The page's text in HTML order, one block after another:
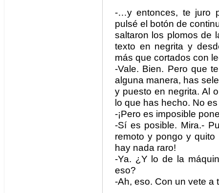
-…y entonces, te juro
pulsé el botón de
saltaron los plomos de
texto en negrita y
más que cortados con
-Vale. Bien. Pero que
alguna manera, has
y puesto en negrita. Al
lo que has hecho. No
-¡Pero es imposible
-Sí es posible. Mira.-
remoto y pongo y quito
hay nada raro!
-Ya. ¿Y lo de la
eso?
-Ah, eso. Con un vete a